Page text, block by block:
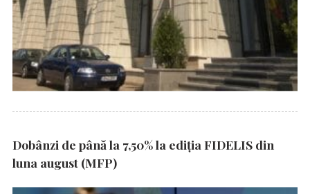
Dobânzi de până la 7,50% la ediția FIDELIS din
luna august (MFP)